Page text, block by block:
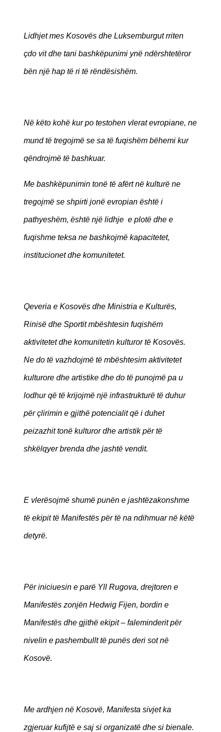
Lidhjet mes Kosovës dhe Luksemburgut rriten
çdo vit dhe tani bashkëpunimi ynë ndërshtetëror
bën një hap të ri të rëndësishëm.
Në këto kohë kur po testohen vlerat evropiane, ne
mund të tregojmë se sa të fuqishëm bëhemi kur
qëndrojmë të bashkuar.
Me bashkëpunimin tonë të afërt në kulturë ne
tregojmë se shpirti jonë evropian është i
pathyeshëm, është një lidhje e plotë dhe e
fuqishme teksa ne bashkojmë kapacitetet,
institucionet dhe komunitetet.
Qeveria e Kosovës dhe Ministria e Kulturës,
Rinisë dhe Sportit mbështesin fuqishëm
aktivitetet dhe komunitetin kulturor të Kosovës.
Ne do të vazhdojmë të mbështesim aktivitetet
kulturore dhe artistike dhe do të punojmë pa u
lodhur që të krijojmë një infrastrukturë të duhur
për çlirimin e gjithë potencialit që i duhet
peizazhit tonë kulturor dhe artistik për të
shkëlqyer brenda dhe jashtë vendit.
E vlerësojmë shumë punën e jashtëzakonshme
të ekipit të Manifestës për të na ndihmuar në këtë
detyrë.
Për iniciuesin e parë Yll Rugova, drejtoren e
Manifestës zonjën Hedwig Fijen, bordin e
Manifestës dhe gjithë ekipit – faleminderit për
nivelin e pashembullt të punës deri sot në
Kosovë.
Me ardhjen në Kosovë, Manifesta sivjet ka
zgjeruar kufijtë e saj si organizatë dhe si bienale.